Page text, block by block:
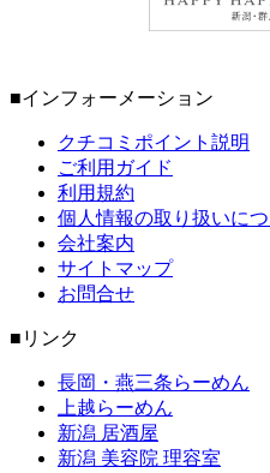
■インフォーメーション
クチコミポイント説明
ご利用ガイド
利用規約
個人情報の取り扱いに
会社案内
サイトマップ
お問合せ
■リンク
長岡・燕三条らーめん
上越らーめん
新潟 居酒屋
新潟 美容院 理容室